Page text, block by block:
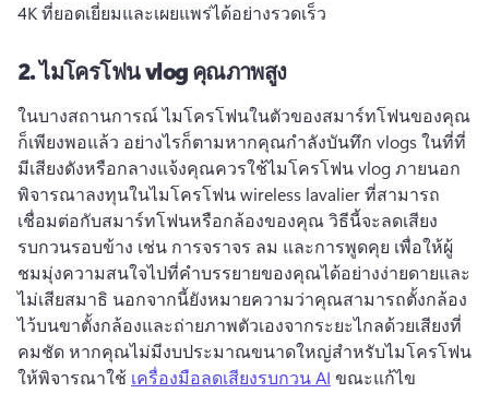
4K ที่ยอดเยี่ยมและเผยแพร่ได้อย่างรวดเร็ว
2.ไมโครโฟน vlog คุณภาพสูง
ในบางสถานการณ์ ไมโครโฟนในตัวของสมาร์ทโฟนของคุณ
ก็เพียงพอแล้ว อย่างไรก็ตามหากคุณกําลังบันทึก vlogs ในที่ที่
พิจารณาลงทุนในไมโครโฟน wireless lavalier ที่สามารถ
เชื่อมต่อกับสมาร์ทโฟนหรือกล้องของคุณ วิธีนี้จะลดเสียง
รบกวนรอบข้าง เช่น การจราจร ลม และการพูดคุย เพื่อให้ผู้
ชมมุ่งความสนใจไปที่คำบรรยายของคุณได้อย่างง่ายดายและ
ไม่เสียสมาธิ นอกจากนี้ยังหมายความว่าคุณสามารถตั้งกล้อง
ไว้บนขาตั้งกล้องและถ่ายภาพตัวเองจากระยะไกลด้วยเสียงที่
คมชัด หากคุณไม่มีงบประมาณขนาดใหญ่สําหรับไมโครโฟน
ให้พิจารณาใช้ เครื่องมือลดเสียงรบกวน AI ขณะแก้ไข